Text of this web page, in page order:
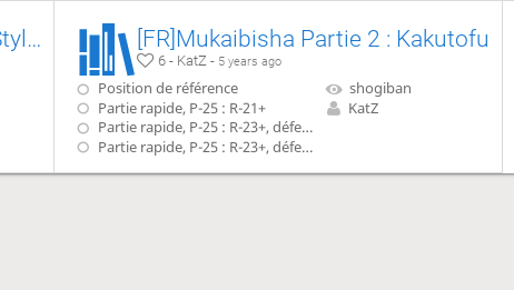
[FR]Mukaibisha Partie 3 : Sakata Style Mukaibisha Chapitre 1, G-52 attaque rapide [FR]Mukaibisha Partie 2 : Kakutofu
6 - KatZ - 5 years ago
Position de référence
Partie rapide, P-25 : R-21+
Partie rapide, P-25 : R-23+, défense argent
Partie rapide, P-25 : R-23+, défense or
shogiban
KatZ